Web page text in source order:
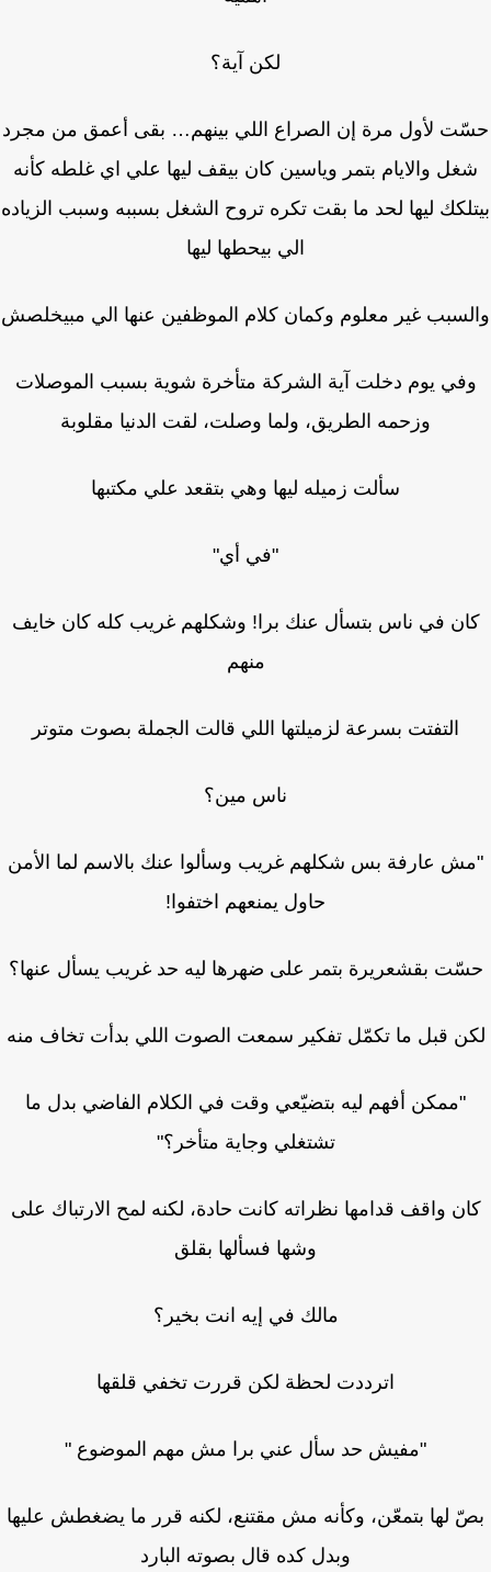
لكن آية؟
لأول مرة إن الصراع اللي بينهم… بقى أعمق من مجرد
والايام بتمر وياسين كان بيقف ليها علي اي غلطه كأنه
ليها لحد ما بقت تكره تروح الشغل بسببه وسبب الزياده
الي بيحطها ليها
غير معلوم وكمان كلام الموظفين عنها الي مبيخلصش
يوم دخلت آية الشركة متأخرة شوية بسبب الموصلات
وزحمه الطريق، ولما وصلت، لقت الدنيا مقلوبة
سألت زميله ليها وهي بتقعد علي مكتبها
"في أي"
في ناس بتسأل عنك برا! وشكلهم غريب كله كان خايف
منهم
التفتت بسرعة لزميلتها اللي قالت الجملة بصوت متوتر
ناس مين؟
عارفة بس شكلهم غريب وسألوا عنك بالاسم لما الأمن
حاول يمنعهم اختفوا!
بقشعريرة بتمر على ضهرها ليه حد غريب يسأل عنها؟
قبل ما تكمّل تفكير سمعت الصوت اللي بدأت تخاف منه
"ممكن أفهم ليه بتضيّعي وقت في الكلام الفاضي بدل ما
تشتغلي وجاية متأخر؟"
واقف قدامها نظراته كانت حادة، لكنه لمح الارتباك على
وشها فسألها بقلق
مالك في إيه انت بخير؟
اترددت لحظة لكن قررت تخفي قلقها
"مفيش حد سأل عني برا مش مهم الموضوع "
لها بتمعّن، وكأنه مش مقتنع، لكنه قرر ما يضغطش عليها
وبدل كده قال بصوته البارد